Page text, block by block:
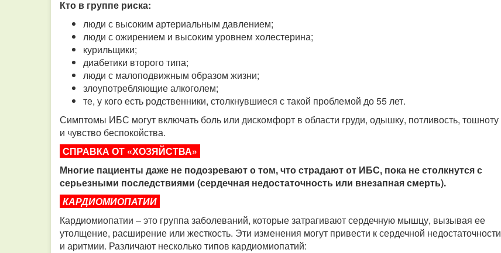
Кто в группе риска:
люди с высоким артериальным давлением;
люди с ожирением и высоким уровнем холестерина;
курильщики;
диабетики второго типа;
люди с малоподвижным образом жизни;
злоупотребляющие алкоголем;
те, у кого есть родственники, столкнувшиеся с такой проблемой до 55 лет.
Симптомы ИБС могут включать боль или дискомфорт в области груди, одышку, потливость, тошноту
и чувство беспокойства.
СПРАВКА ОТ «ХОЗЯЙСТВА»
Многие пациенты даже не подозревают о том, что страдают от ИБС, пока не столкнутся с
серьезными последствиями (сердечная недостаточность или внезапная смерть).
КАРДИОМИОПАТИИ
Кардиомиопатии – это группа заболеваний, которые затрагивают сердечную мышцу, вызывая ее
утолщение, расширение или жесткость. Эти изменения могут привести к сердечной недостаточности
и аритмии. Различают несколько типов кардиомиопатий: